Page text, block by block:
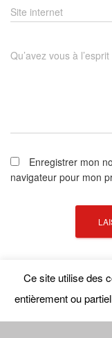
Site internet
Qu’avez vous à l’esprit
Enregistrer mon
navigateur pour mon
Ce site utilise des
entièrement ou